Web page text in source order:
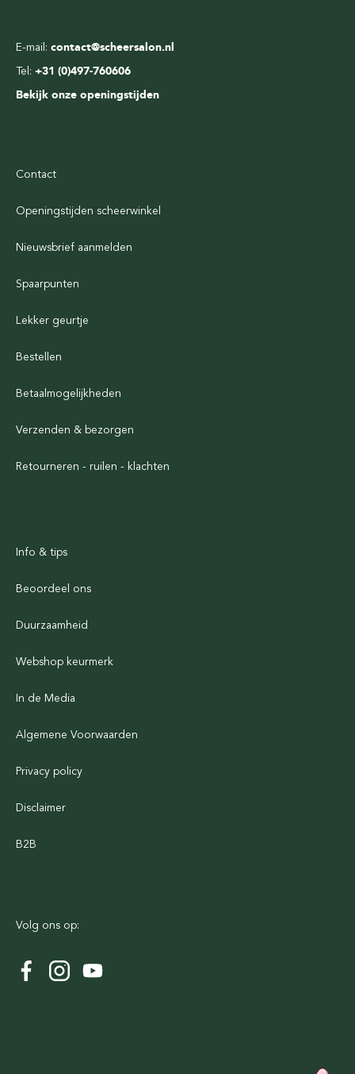
E-mail: contact@scheersalon.nl
Tel: +31 (0)497-760606
Bekijk onze openingstijden
Contact
Openingstijden scheerwinkel
Nieuwsbrief aanmelden
Spaarpunten
Lekker geurtje
Bestellen
Betaalmogelijkheden
Verzenden & bezorgen
Retourneren - ruilen - klachten
Info & tips
Beoordeel ons
Duurzaamheid
Webshop keurmerk
In de Media
Algemene Voorwaarden
Privacy policy
Disclaimer
B2B
Volg ons op: